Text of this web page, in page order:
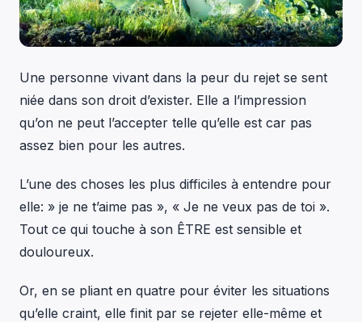
Une personne vivant dans la peur du rejet se sent
niée dans son droit d’exister. Elle a l’impression
qu’on ne peut l’accepter telle qu’elle est car pas
assez bien pour les autres.
L’une des choses les plus difficiles à entendre pour
elle: » je ne t’aime pas », « Je ne veux pas de toi ».
Tout ce qui touche à son ÊTRE est sensible et
douloureux.
Or, en se pliant en quatre pour éviter les situations
qu’elle craint, elle finit par se rejeter elle-même et